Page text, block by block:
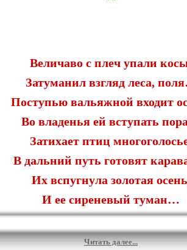
Величаво с плеч упали
Затуманил взгляд леса,
Поступью вальяжной входит
Во владенья ей вступать
Затихает птиц
В дальний путь готовят
Их вспугнула золотая
И ее сиреневый туман…
Читать далее...